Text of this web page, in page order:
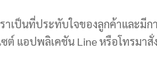
าเป็นที่ประทับใจของลูกค้าและมี
ต์ แอปพลิเคชัน Line หรือโทรมาสั่